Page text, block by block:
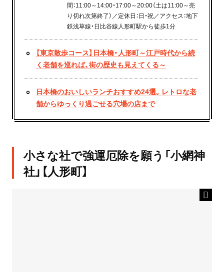
間：11:00～14:00・17:00～20:00（土は11:00～売
り切れ次第終了）／定休日：日・祝／アクセス：地下
鉄浅草線・日比谷線人形町駅から徒歩1分
【東京散歩コース】日本橋・人形町～江戸時代から続
く老舗を巡れば、街の歴史も見えてくる～
日本橋のおいしいランチおすすめ24選。レトロな老
舗からゆっくり過ごせる穴場の店まで
小さな社で強運厄除を願う「小網神
社」【人形町】